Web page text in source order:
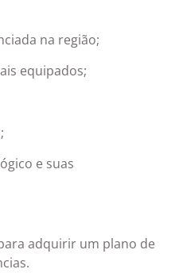
na região;
equipados;
e suas
adquirir um plano de